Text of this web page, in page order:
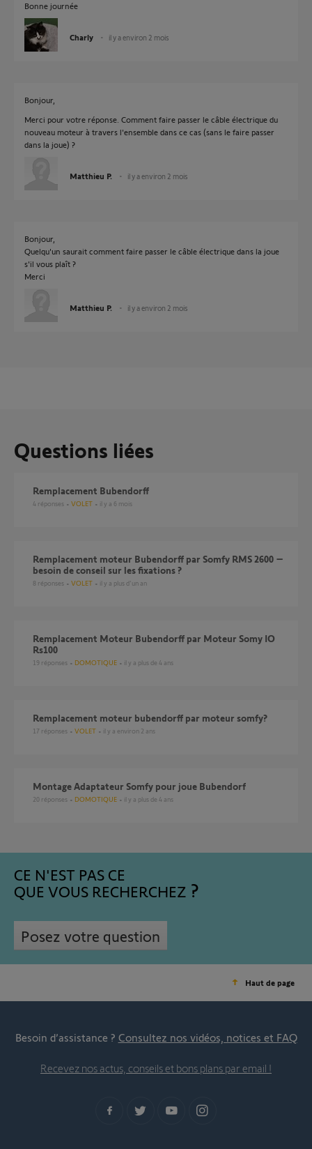
Bonne journée
Charly il y a environ 2 mois
Bonjour,
Merci pour votre réponse. Comment faire passer le câble électrique du
nouveau moteur à travers l'ensemble dans ce cas (sans le faire passer
dans la joue) ?
Matthieu P. il y a environ 2 mois
Bonjour,
Quelqu'un saurait comment faire passer le câble électrique dans la joue
s'il vous plaît ?
Merci
Matthieu P. il y a environ 2 mois
Questions liées
Remplacement Bubendorff
4 réponses VOLET il y a 6 mois
Remplacement moteur Bubendorff par Somfy RMS 2600 –
besoin de conseil sur les fixations ?
8 réponses VOLET il y a plus d'un an
Remplacement Moteur Bubendorff par Moteur Somy IO
Rs100
19 réponses DOMOTIQUE il y a plus de 4 ans
Remplacement moteur bubendorff par moteur somfy?
17 réponses VOLET il y a environ 2 ans
Montage Adaptateur Somfy pour joue Bubendorf
20 réponses DOMOTIQUE il y a plus de 4 ans
CE N'EST PAS CE
QUE VOUS RECHERCHEZ
Posez votre question
Haut de page
Besoin d’assistance ? Consultez nos vidéos, notices et FAQ
Recevez nos actus, conseils et bons plans par email !